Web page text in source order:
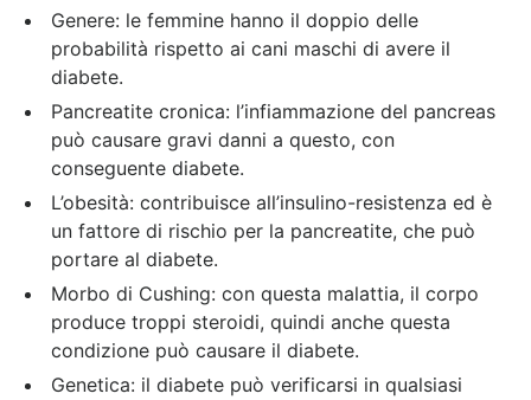
Genere: le femmine hanno il doppio delle
probabilità rispetto ai cani maschi di avere il
diabete.
Pancreatite cronica: l’infiammazione del pancreas
può causare gravi danni a questo, con
conseguente diabete.
L’obesità: contribuisce all’insulino-resistenza ed è
un fattore di rischio per la pancreatite, che può
portare al diabete.
Morbo di Cushing: con questa malattia, il corpo
produce troppi steroidi, quindi anche questa
condizione può causare il diabete.
Genetica: il diabete può verificarsi in qualsiasi